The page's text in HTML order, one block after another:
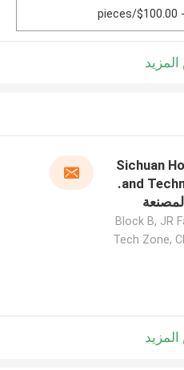
Sichuan
and Technology Co., Ltd.
Block B, JR
Tech Zone,